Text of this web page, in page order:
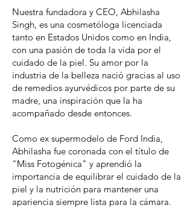
Nuestra fundadora y CEO, Abhilasha
Singh, es una cosmetóloga licenciada
tanto en Estados Unidos como en India,
con una pasión de toda la vida por el
cuidado de la piel. Su amor por la
industria de la belleza nació gracias al uso
de remedios ayurvédicos por parte de su
madre, una inspiración que la ha
acompañado desde entonces.
Como ex supermodelo de Ford India,
Abhilasha fue coronada con el título de
"Miss Fotogénica" y aprendió la
importancia de equilibrar el cuidado de la
piel y la nutrición para mantener una
apariencia siempre lista para la cámara.